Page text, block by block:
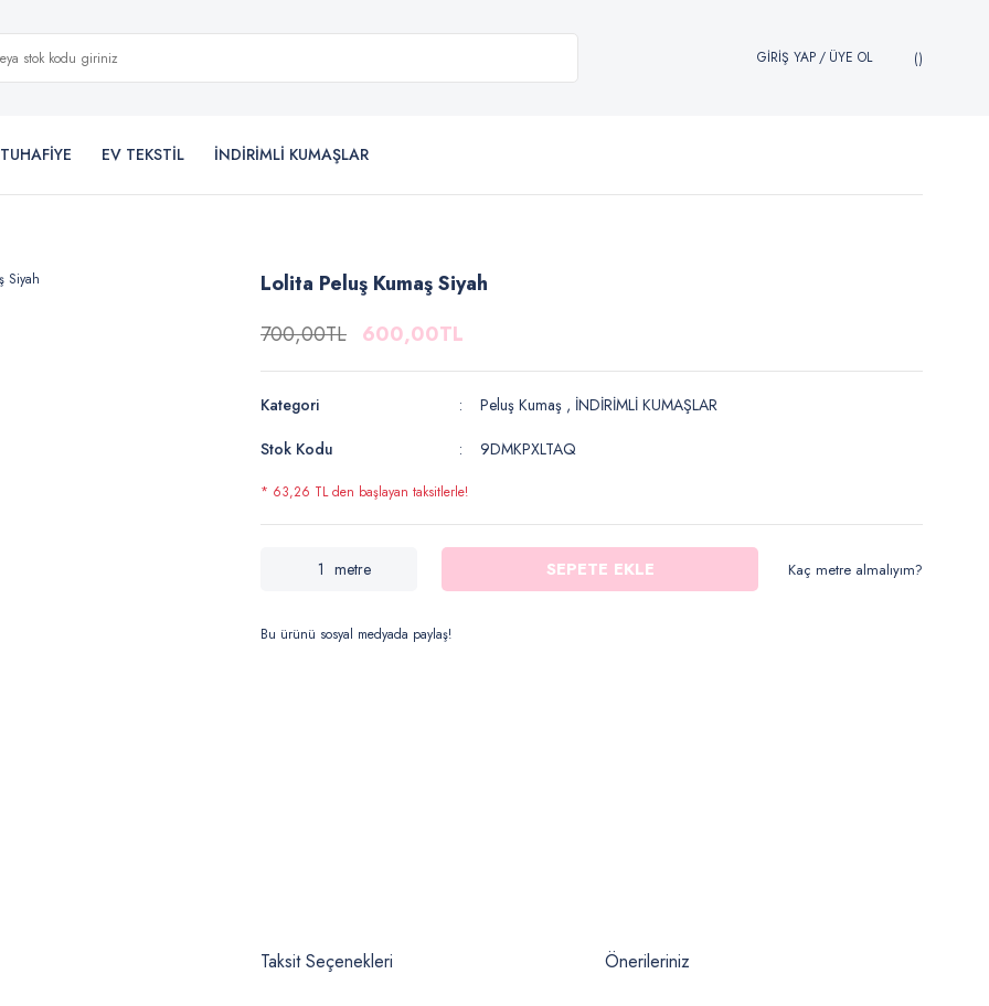
GİRİŞ YAP/ ÜYE OL
TUHAFİYE EV TEKSTİL İNDİRİMLİ KUMAŞLAR
Lolita Peluş Kumaş Siyah
700,00TL 600,00TL
Kategori Peluş Kumaş , İNDİRİMLİ KUMAŞLAR
Stok Kodu
9DMKPXLTAQ
* 63,26 TL den başlayan taksitlerle!
metre SEPETE EKLE Kaç metre almalıyım?
Bu ürünü sosyal medyada paylaş!
Taksit Seçenekleri Önerileriniz